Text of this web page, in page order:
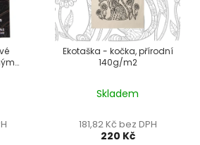
Ekotaška - kočka, přírodní
140g/m2
Skladem
181,82 Kč bez DPH
220 Kč